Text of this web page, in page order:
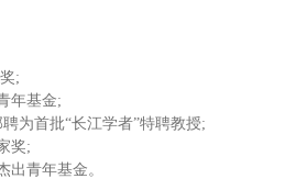
;
年基金;
为首批“长江学者”特聘教授;
奖;
出青年基金。